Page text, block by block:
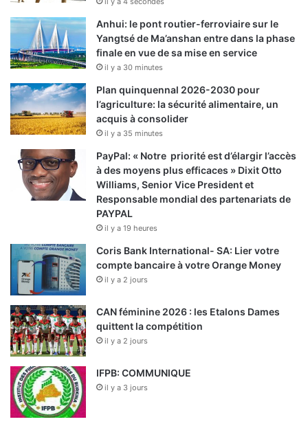
Anhui: le pont routier-ferroviaire sur le
Yangtsé de Ma’anshan entre dans la phase
finale en vue de sa mise en service
il y a 30 minutes
Plan quinquennal 2026-2030 pour
l’agriculture: la sécurité alimentaire, un
acquis à consolider
il y a 35 minutes
PayPal: « Notre priorité est d’élargir l’accès
à des moyens plus efficaces » Dixit Otto
Williams, Senior Vice President et
Responsable mondial des partenariats de
PAYPAL
il y a 19 heures
Coris Bank International- SA: Lier votre
compte bancaire à votre Orange Money
il y a 2 jours
CAN féminine 2026 : les Etalons Dames
quittent la compétition
il y a 2 jours
IFPB: COMMUNIQUE
il y a 3 jours